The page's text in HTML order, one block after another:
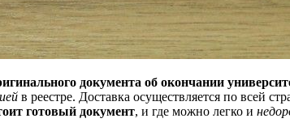
документа об окончании
в реестре. Доставка осуществляется по всей
готовый документ, и где можно легко и